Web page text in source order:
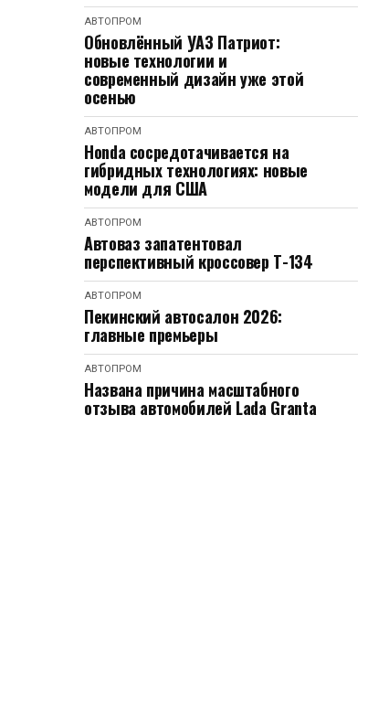
АВТОПРОМ
Обновлённый УАЗ Патриот:
новые технологии и
современный дизайн уже этой
осенью
АВТОПРОМ
Honda сосредотачивается на
гибридных технологиях: новые
модели для США
АВТОПРОМ
Автоваз запатентовал
перспективный кроссовер Т-134
АВТОПРОМ
Пекинский автосалон 2026:
главные премьеры
АВТОПРОМ
Названа причина масштабного
отзыва автомобилей Lada Granta